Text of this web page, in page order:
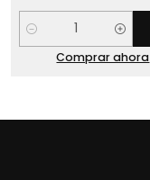
Cantidad
Comprar ahora